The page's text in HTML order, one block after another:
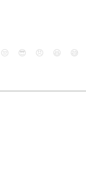
😒 😎 😠 😆 😅